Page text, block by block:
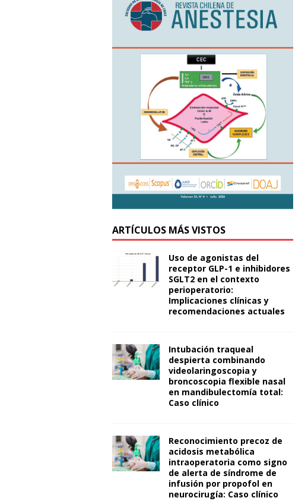
ARTÍCULOS MÁS VISTOS
Uso de agonistas del
receptor GLP-1 e inhibidores
SGLT2 en el contexto
perioperatorio:
Implicaciones clínicas y
recomendaciones actuales
Intubación traqueal
despierta combinando
videolaringoscopia y
broncoscopia flexible nasal
en mandibulectomía total:
Caso clínico
Reconocimiento precoz de
acidosis metabólica
intraoperatoria como signo
de alerta de síndrome de
infusión por propofol en
neurocirugía: Caso clínico